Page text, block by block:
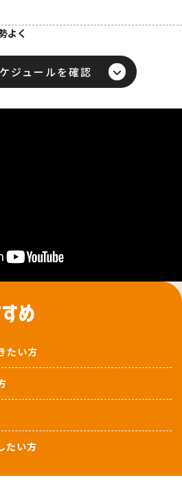
ジュールを確認
たい方
たい方